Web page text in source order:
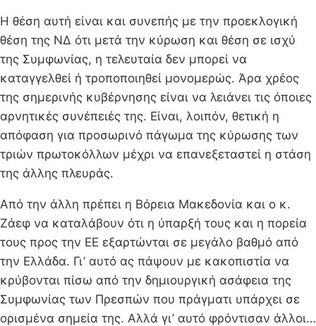
Η θέση αυτή είναι και συνεπής με την προεκλογική
θέση της ΝΔ ότι μετά την κύρωση και θέση σε ισχύ
της Συμφωνίας, η τελευταία δεν μπορεί να
καταγγελθεί ή τροποποιηθεί μονομερώς. Άρα χρέος
της σημερινής κυβέρνησης είναι να λειάνει τις όποιες
αρνητικές συνέπειές της. Είναι, λοιπόν, θετική η
απόφαση για προσωρινό πάγωμα της κύρωσης των
τριών πρωτοκόλλων μέχρι να επανεξεταστεί η στάση
της άλλης πλευράς.
Από την άλλη πρέπει η Βόρεια Μακεδονία και ο κ.
Ζάεφ να καταλάβουν ότι η ύπαρξή τους και η πορεία
τους προς την ΕΕ εξαρτώνται σε μεγάλο βαθμό από
την Ελλάδα. Γι’ αυτό ας πάψουν με κακοπιστία να
κρύβονται πίσω από την δημιουργική ασάφεια της
Συμφωνίας των Πρεσπών που πράγματι υπάρχει σε
ορισμένα σημεία της. Αλλά γι’ αυτό φρόντισαν άλλοι…